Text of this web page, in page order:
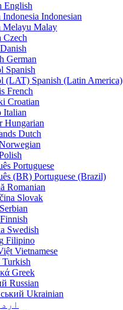
English
Indonesia Indonesian
Melayu Malay
Czech
Danish
German
Spanish
(LAT) Spanish (Latin America)
French
Croatian
Italian
Hungarian
Dutch
Portuguese
(BR) Portuguese (Brazil)
Romanian
Slovak
Serbian
Finnish
Swedish
Filipino
Vietnamese
Turkish
Greek
Russian
Ukrainian